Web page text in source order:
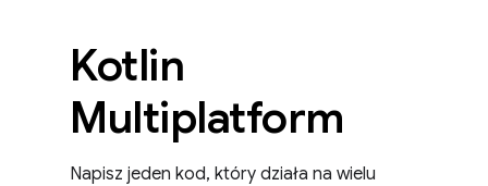
Kotlin
Multiplatform
Napisz jeden kod, który działa na wielu